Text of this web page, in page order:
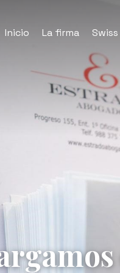
Inicio La firma